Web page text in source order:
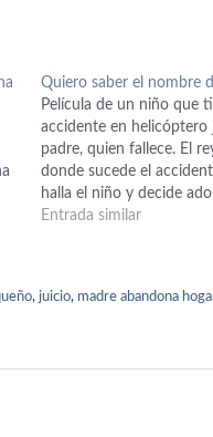
Quiero saber el nombre
Película de un niño que
accidente en helicóptero
padre, quien fallece. El
donde sucede el
halla el niño y decide
junto a su hija, la
Entrada similar
, juicio, madre abandona